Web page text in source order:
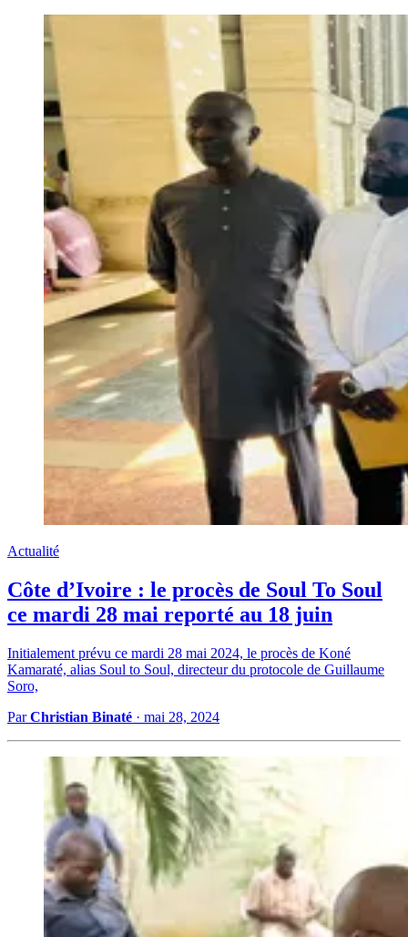
Actualité
Côte d’Ivoire : le procès de Soul To Soul
ce mardi 28 mai reporté au 18 juin
Initialement prévu ce mardi 28 mai 2024, le procès de Koné
Kamaraté, alias Soul to Soul, directeur du protocole de Guillaume
Soro,
ParChristian Binaté · mai 28, 2024